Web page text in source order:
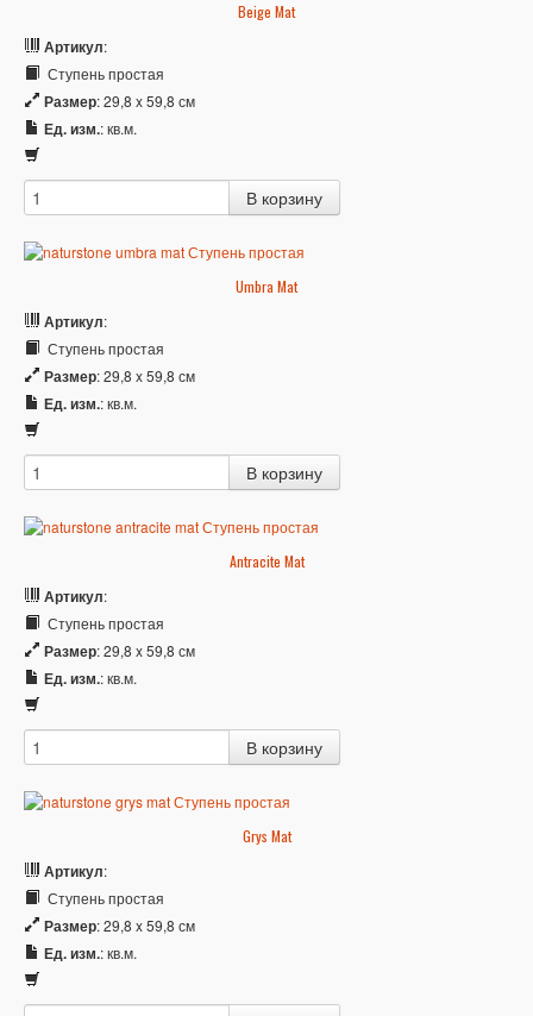
Beige Mat
Артикул:
Ступень простая
Размер: 29,8 x 59,8 см
Ед. изм.: кв.м.
Umbra Mat
Артикул:
Ступень простая
Размер: 29,8 x 59,8 см
Ед. изм.: кв.м.
Antracite Mat
Артикул:
Ступень простая
Размер: 29,8 x 59,8 см
Ед. изм.: кв.м.
Grys Mat
Артикул:
Ступень простая
Размер: 29,8 x 59,8 см
Ед. изм.: кв.м.